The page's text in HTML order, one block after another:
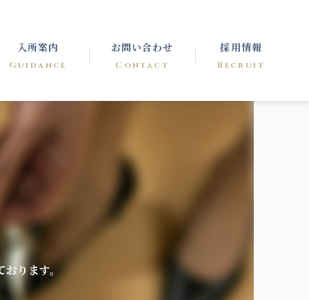
入所案内
Guidance
お問い合わせ
Contact
採用情報
Recruit
ります。